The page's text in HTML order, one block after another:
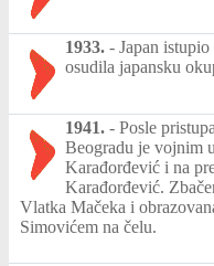
1933. - Japan
osudila japansku
1941. - Posle
Beogradu je vojnim
Karađorđević i na
Karađorđević.
Vlatka Mačeka i
Simovićem na čelu.